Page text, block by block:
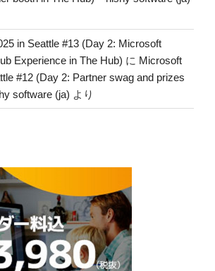
in Seattle #13 (Day 2: Microsoft
Experience in The Hub) に Microsoft
#12 (Day 2: Partner swag and prizes
software (ja) より